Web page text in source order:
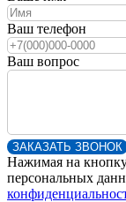
Ваш телефон
Ваш вопрос
ЗАКАЗАТЬ ЗВОНОК
Нажимая на
персональных